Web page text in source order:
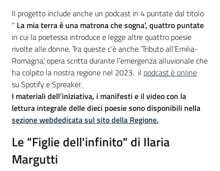
Il progetto include anche un podcast in 4 puntate dal titolo
" La mia terra è una matrona che sogna’, quattro puntate
in cui la poetessa introduce e legge altre quattro poesie
rivolte alle donne. Tra queste c’è anche ‘Tributo all’Emilia-
Romagna’, opera scritta durante l’emergenza alluvionale che
ha colpito la nostra regione nel 2023. il podcast è online
su Spotify e Spreaker.
I materiali dell’iniziativa, i manifesti e il video con la
lettura integrale delle dieci poesie sono disponibili nella
sezione webdedicata sul sito della Regione.
Le "Figlie dell'infinito" di Ilaria
Margutti